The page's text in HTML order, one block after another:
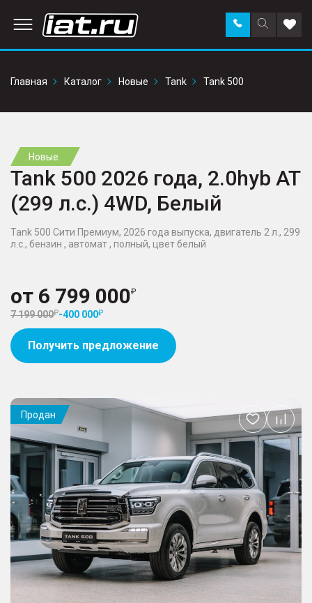
Поиск
по
Заказать
звонок в
Главная
Каталог Новые Tank Tank 500
Новые
Tank 500 2026 года, 2.0hyb AT
(299 л.с.) 4WD, Белый
Tank 500 Сити Премиум, 2026 года выпуска, двигатель 2 л., 299
л.с., бензин , автомат , полный, цвет белый
от 6 799 000
7 199 000 -400 000
Получить предложение
Продан
Добавить
в
избранное